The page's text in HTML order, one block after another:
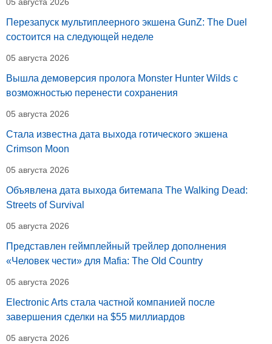
Перезапуск мультиплеерного экшена GunZ: The Duel
состоится на следующей неделе
05 августа 2026
Вышла демоверсия пролога Monster Hunter Wilds с
возможностью перенести сохранения
05 августа 2026
Стала известна дата выхода готического экшена
Crimson Moon
05 августа 2026
Объявлена дата выхода битемапа The Walking Dead:
Streets of Survival
05 августа 2026
Представлен геймплейный трейлер дополнения
«Человек чести» для Mafia: The Old Country
05 августа 2026
Electronic Arts стала частной компанией после
завершения сделки на $55 миллиардов
05 августа 2026